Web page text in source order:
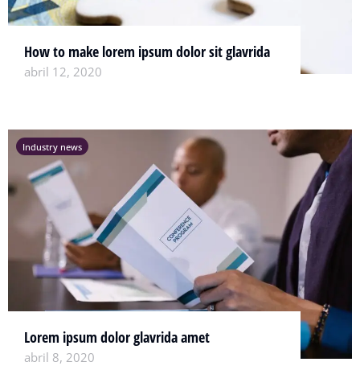
How to make lorem ipsum dolor sit glavrida
abril 12, 2020
Industry news
Lorem ipsum dolor glavrida amet
abril 8, 2020